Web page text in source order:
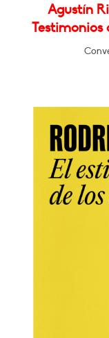
Agustín
Testimonios